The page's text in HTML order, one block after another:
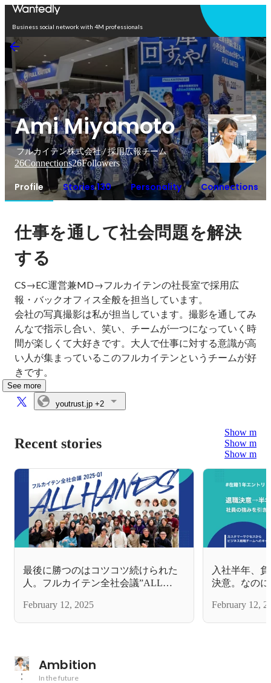
Business social network with 4M professionals
Ami Miyamoto
フルカイテン株式会社 / 採用広報チーム
26Connections26Followers
Profile Stories 130 Personality Connections
仕事を通して社会問題を解決
する
CS→EC運営兼MD→フルカイテンの社長室で採用広
報・バックオフィス全般を担当しています。
会社の写真撮影は私が担当しています。撮影を通してみ
んなで指示し合い、笑い、チームが一つになっていく時
間が楽しくて大好きです。大人で仕事に対する意識が高
い人が集まっているこのフルカイテンというチームが好
きです。
See more
youtrust.jp +2
Recent stories
Show more
Show more
Show more
最後に勝つのはコツコツ続けられた
人。フルカイテン全社会議”ALL
トします
February 12, 2025
入社半年、
決意。なの
テンの魅力
February 12,
Ambition
In the future